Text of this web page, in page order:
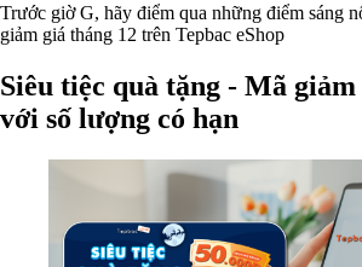
Trước giờ G, hãy điểm qua những điểm sáng
giảm giá tháng 12 trên Tepbac eShop
Siêu tiệc quà tặng - Mã
với số lượng có hạn